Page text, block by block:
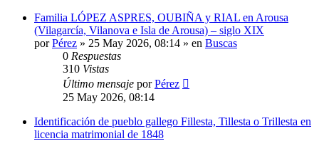
Familia LÓPEZ ASPRES, OUBIÑA y RIAL en Arousa
(Vilagarcía, Vilanova e Isla de Arousa) – siglo XIX
porPérez » 25 May 2026, 08:14 » en Buscas
0 Respuestas
310 Vistas
Último mensaje porPérez
25 May 2026, 08:14
Identificación de pueblo gallego Fillesta, Tillesta o Trillesta en
licencia matrimonial de 1848